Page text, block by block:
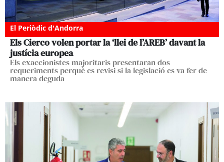
El Periòdic d'Andorra
Els Cierco volen portar la ‘llei de l’AREB’ davant la
justícia europea
Els exaccionistes majoritaris presentaran dos
requeriments perquè es revisi si la legislació es va fer de
manera deguda